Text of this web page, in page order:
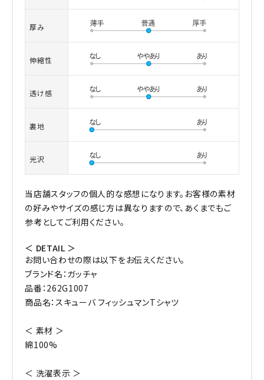
厚み
伸縮性
透け感
裏地
光沢
当店舗スタッフの個人的な感想になります。お客様の素材
の好みやサイズの感じ方は異なりますので、あくまでもご
参考としてご利用ください。
＜ DETAIL ＞
お問い合わせの際は以下をお伝えください。
ブランド名：ガッチャ
品番：262G1007
商品名：スキューバ フィッシュマンTシャツ
＜ 素材 ＞
綿100%
＜ 洗濯表示 ＞